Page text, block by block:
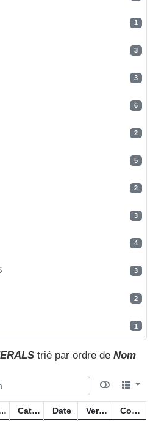
1
3
3
6
2
5
2
3
4
3
2
1
trié par ordre deNom
Catégorie Date Version Compteur